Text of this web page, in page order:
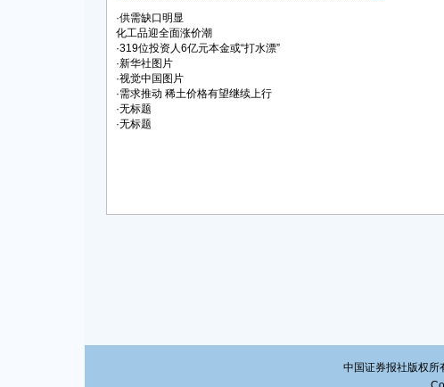
·供需缺口明显
化工品迎全面涨价潮
·319位投资人6亿元本金或“打水漂”
·新华社图片
·视觉中国图片
·需求推动 稀土价格有望继续上行
·无标题
·无标题
中国证券报社版权